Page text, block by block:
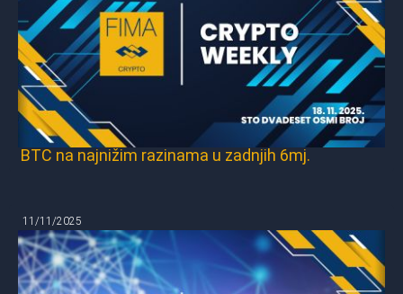
BTC na najnižim razinama u zadnjih 6mj.
11/11/2025